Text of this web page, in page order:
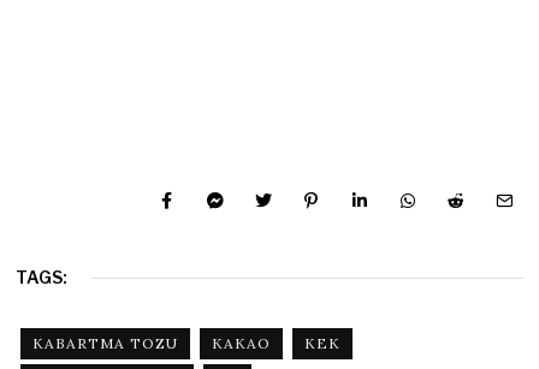
TAGS:
KABARTMA TOZU KAKAO
KEK